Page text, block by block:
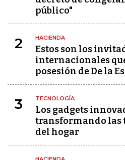
público"
2 HACIENDA
Estos son los
internacionales
posesión de De la
3 TECNOLOGÍA
Los gadgets
transformando las
del hogar